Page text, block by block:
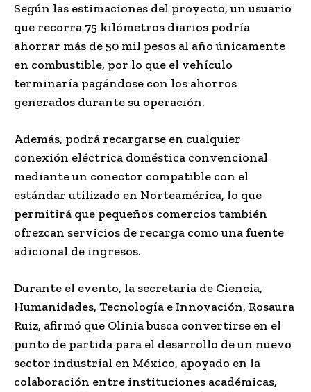
Según las estimaciones del proyecto, un usuario
que recorra 75 kilómetros diarios podría
ahorrar más de 50 mil pesos al año únicamente
en combustible, por lo que el vehículo
terminaría pagándose con los ahorros
generados durante su operación.
Además, podrá recargarse en cualquier
conexión eléctrica doméstica convencional
mediante un conector compatible con el
estándar utilizado en Norteamérica, lo que
permitirá que pequeños comercios también
ofrezcan servicios de recarga como una fuente
adicional de ingresos.
Durante el evento, la secretaria de Ciencia,
Humanidades, Tecnología e Innovación, Rosaura
Ruiz, afirmó que Olinia busca convertirse en el
punto de partida para el desarrollo de un nuevo
sector industrial en México, apoyado en la
colaboración entre instituciones académicas,